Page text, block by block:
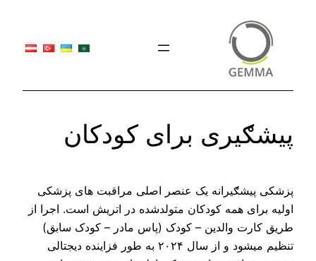
محتویات
پیشګیری برای کودکان
پزشکی پیشګیرانه یک عنصر اصلی مراقبت های پزشکی
اولیه برای همه کودکان متولدشده در اتریش است. اجرا از
طریق کارت والدین – کودک (پاس مادر – کودک سابق)
تنظیم میشود و از سال ۲۰۲۴ به طور فزاینده دیجتالی